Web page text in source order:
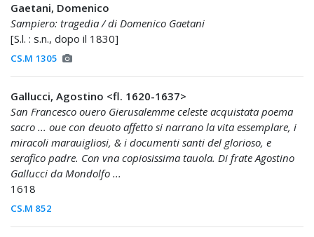
Gaetani, Domenico
Sampiero: tragedia / di Domenico Gaetani
[S.l. : s.n., dopo il 1830]
CS.M 1305
Gallucci, Agostino <fl. 1620-1637>
San Francesco ouero Gierusalemme celeste acquistata poema
sacro ... oue con deuoto affetto si narrano la vita essemplare, i
miracoli marauigliosi, & i documenti santi del glorioso, e
serafico padre. Con vna copiosissima tauola. Di frate Agostino
Gallucci da Mondolfo ...
1618
CS.M 852